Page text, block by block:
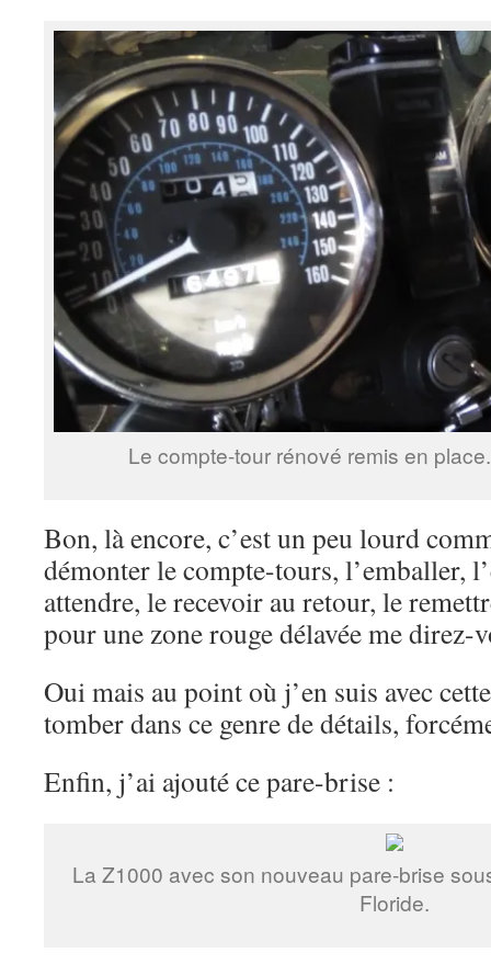
Le compte-tour rénové remis en
Bon, là encore, c’est un peu lourd
démonter le compte-tours, l’emballer,
attendre, le recevoir au retour, le
pour une zone rouge délavée me direz-
Oui mais au point où j’en suis avec
tomber dans ce genre de détails,
Enfin, j’ai ajouté ce pare-brise :
La Z1000 avec son nouveau pare-brise
Floride.